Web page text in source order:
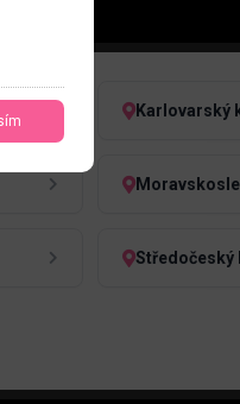
Karlovarský
Středočeský